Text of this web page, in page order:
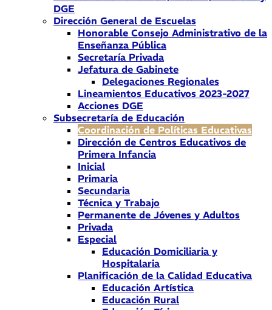
DGE
Dirección General de Escuelas
Honorable Consejo Administrativo de la
Enseñanza Pública
Secretaría Privada
Jefatura de Gabinete
Delegaciones Regionales
Lineamientos Educativos 2023-2027
Acciones DGE
Subsecretaría de Educación
Coordinación de Políticas Educativas
Dirección de Centros Educativos de
Primera Infancia
Inicial
Primaria
Secundaria
Técnica y Trabajo
Permanente de Jóvenes y Adultos
Privada
Especial
Educación Domiciliaria y
Hospitalaria
Planificación de la Calidad Educativa
Educación Artística
Educación Rural